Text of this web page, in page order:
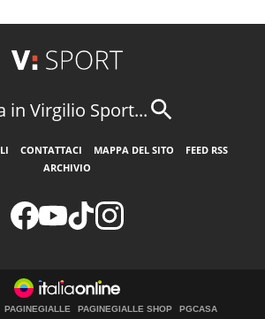
in Virgilio Sport...
CONTATTACI MAPPA DEL SITO
FEED RSS
ARCHIVIO
PAGINEGIALLE PAGINEGIALLE SHOP PGCASA